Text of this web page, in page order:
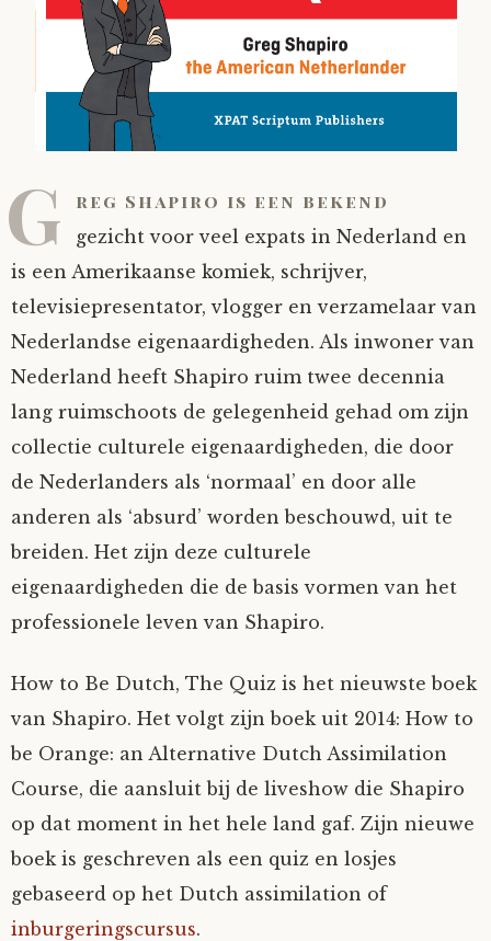
G reg Shapiro is een bekend
gezicht voor veel expats in Nederland en
is een Amerikaanse komiek, schrijver,
televisiepresentator, vlogger en verzamelaar van
Nederlandse eigenaardigheden. Als inwoner van
Nederland heeft Shapiro ruim twee decennia
lang ruimschoots de gelegenheid gehad om zijn
collectie culturele eigenaardigheden, die door
de Nederlanders als ‘normaal’ en door alle
anderen als ‘absurd’ worden beschouwd, uit te
breiden. Het zijn deze culturele
eigenaardigheden die de basis vormen van het
professionele leven van Shapiro.
How to Be Dutch, The Quiz is het nieuwste boek
van Shapiro. Het volgt zijn boek uit 2014: How to
be Orange: an Alternative Dutch Assimilation
Course, die aansluit bij de liveshow die Shapiro
op dat moment in het hele land gaf. Zijn nieuwe
boek is geschreven als een quiz en losjes
gebaseerd op het Dutch assimilation of
inburgeringscursus.